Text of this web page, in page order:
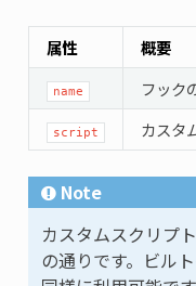
属性 概要
name フック
script カスタ
Note
カスタムスクリプ
の通りです。ビル